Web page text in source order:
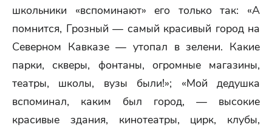
школьники «вспоминают» его только так: «А
помнится, Грозный — самый красивый город на
Северном Кавказе — утопал в зелени. Какие
парки, скверы, фонтаны, огромные магазины,
театры, школы, вузы были!»; «Мой дедушка
вспоминал, каким был город, — высокие
красивые здания, кинотеатры, цирк, клубы,